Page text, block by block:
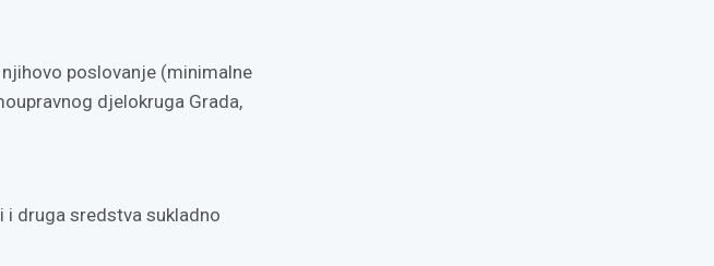
poslovanje (minimalne
djelokruga Grada,
druga sredstva sukladno